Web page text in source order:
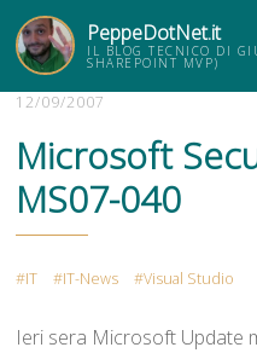
PeppeDotNet.it
IL BLOG TECNICO DI
SHAREPOINT MVP)
12/09/2007
Microsoft
MS07-040
IT IT-News Visual Studio
Ieri sera Microsoft Update